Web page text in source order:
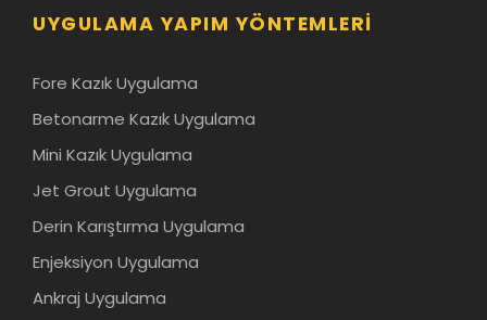
UYGULAMA YAPIM YÖNTEMLERI
Fore Kazık Uygulama
Betonarme Kazık Uygulama
Mini Kazık Uygulama
Jet Grout Uygulama
Derin Karıştırma Uygulama
Enjeksiyon Uygulama
Ankraj Uygulama